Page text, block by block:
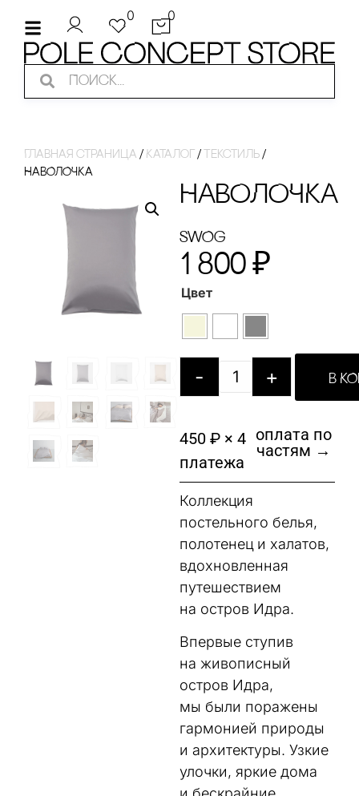
0 0
Главная страница / Каталог / Текстиль /
НАВОЛОЧКА
НАВОЛОЧКА
SWOg
1 800 ₽
Цвет
- + В
450 ₽ × 4
платежа
оплата по
частям →
Коллекция
постельного белья,
полотенец и халатов,
вдохновленная
путешествием
на остров Идра.
Впервые ступив
на живописный
остров Идра,
мы были поражены
гармонией природы
и архитектуры. Узкие
улочки, яркие дома